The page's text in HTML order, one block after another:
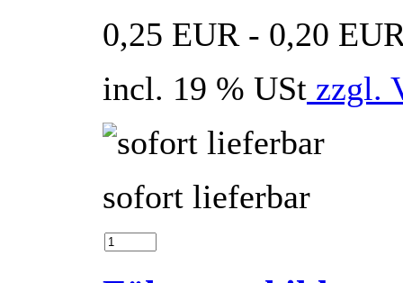
0,25 EUR - 0,20
incl. 19 % USt zzgl.
sofort lieferbar